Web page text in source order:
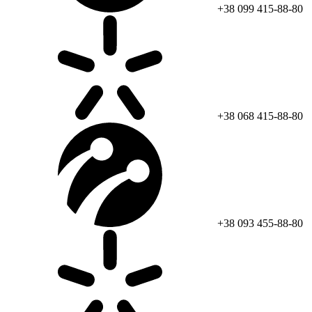
+38 099 415-88-80
+38 068 415-88-80
+38 093 455-88-80